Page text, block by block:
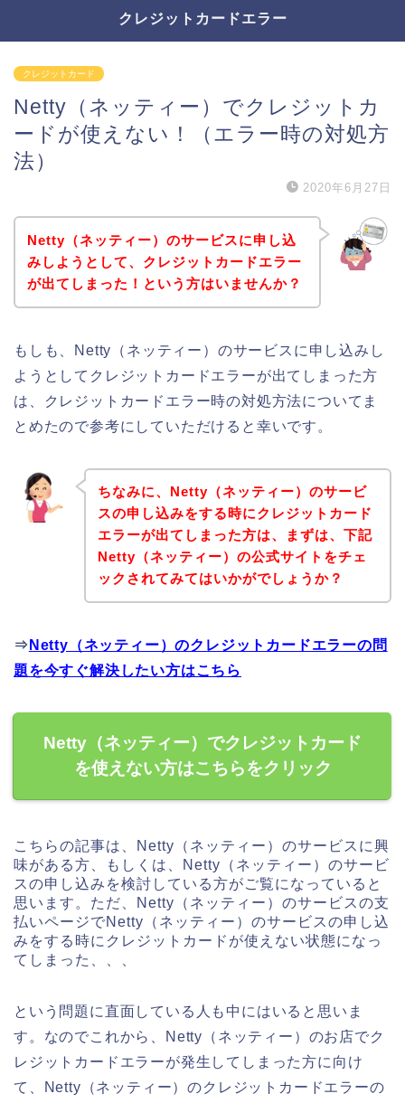
クレジットカードエラー
クレジットカード
Netty（ネッティー）でクレジットカ
ードが使えない！（エラー時の対処方
法）
2020年6月27日
Netty（ネッティー）のサービスに申し込
みしようとして、クレジットカードエラー
が出てしまった！という方はいませんか？
もしも、Netty（ネッティー）のサービスに申し込みし
ようとしてクレジットカードエラーが出てしまった方
は、クレジットカードエラー時の対処方法についてま
とめたので参考にしていただけると幸いです。
ちなみに、Netty（ネッティー）のサービ
スの申し込みをする時にクレジットカード
エラーが出てしまった方は、まずは、下記
Netty（ネッティー）の公式サイトをチェ
ックされてみてはいかがでしょうか？
⇒ Netty（ネッティー）のクレジットカードエラーの問
題を今すぐ解決したい方はこちら
Netty（ネッティー）でクレジットカード
を使えない方はこちらをクリック
こちらの記事は、Netty（ネッティー）のサービスに興
味がある方、もしくは、Netty（ネッティー）のサービ
スの申し込みを検討している方がご覧になっていると
思います。ただ、Netty（ネッティー）のサービスの支
払いページでNetty（ネッティー）のサービスの申し込
みをする時にクレジットカードが使えない状態になっ
てしまった、、、
という問題に直面している人も中にはいると思いま
す。なのでこれから、Netty（ネッティー）のお店でク
レジットカードエラーが発生してしまった方に向け
て、Netty（ネッティー）のクレジットカードエラーの